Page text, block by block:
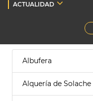
ACTUALIDAD
Albufera
Alquería de Solache